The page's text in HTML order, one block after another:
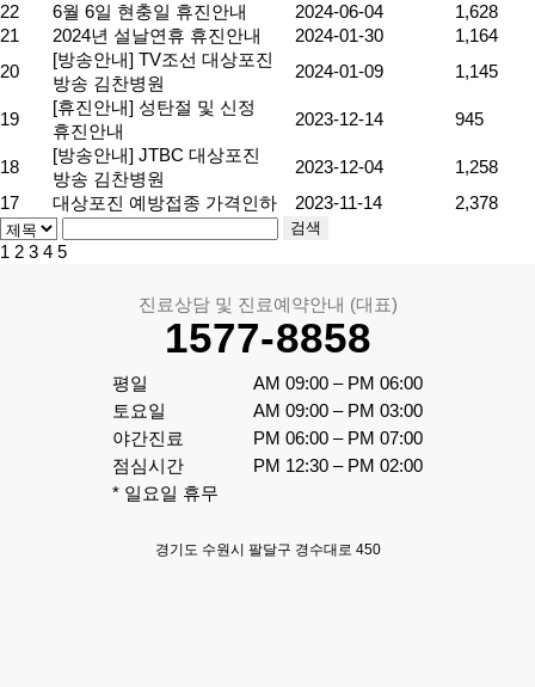
22
6월 6일 현충일 휴진안내 2024-06-04
1,628
21
2024년 설날연휴 휴진안내 2024-01-30
1,164
20
[방송안내] TV조선 대상포진
방송 김찬병원
2024-01-09 1,145
19
[휴진안내] 성탄절 및 신정
휴진안내
2023-12-14 945
18
[방송안내] JTBC 대상포진
방송 김찬병원
2023-12-04
1,258
17
대상포진 예방접종 가격인하 2023-11-14 2,378
검색
1 2 3 4 5
진료상담 및 진료예약안내 (대표)
1577-8858
평일
토요일
야간진료
점심시간
* 일요일 휴무
AM 09:00 – PM 06:00
AM 09:00 – PM 03:00
PM 06:00 – PM 07:00
PM 12:30 – PM 02:00
경기도 수원시 팔달구 경수대로 450